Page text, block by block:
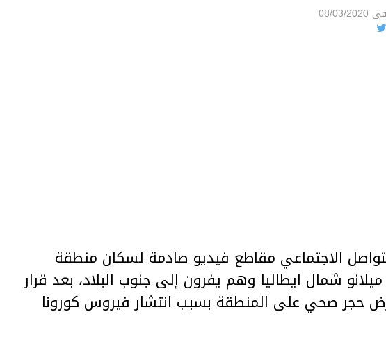
فى 08/03/2020
الاجتماعي مقاطع فيديو صادمة لسكان منطقة
ميلانو شمال ايطاليا وهم يفرون إلى جنوب البلاد، بعد قرار
حجر صحي على المنطقة بسبب انتشار فيروس كورونا